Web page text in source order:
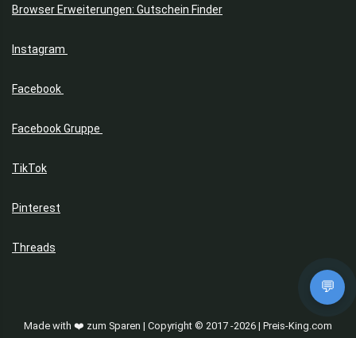
Browser Erweiterungen: Gutschein Finder
Instagram
Facebook
Facebook Gruppe
TikTok
Pinterest
Threads
Made with ❤️ zum Sparen | Copyright © 2017 -2026 | Preis-King.com
💬